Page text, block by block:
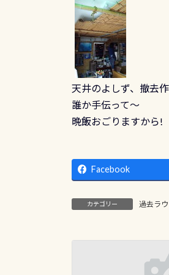
天井のよしず、撤去
誰か手伝って～
晩飯おごりますから!
Facebook
カテゴリー 過去ラ